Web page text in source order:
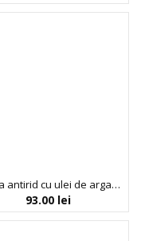
Crema antirid cu ulei de argan, SPF 15, Dr. Scheller, 50 ml
93.00 lei